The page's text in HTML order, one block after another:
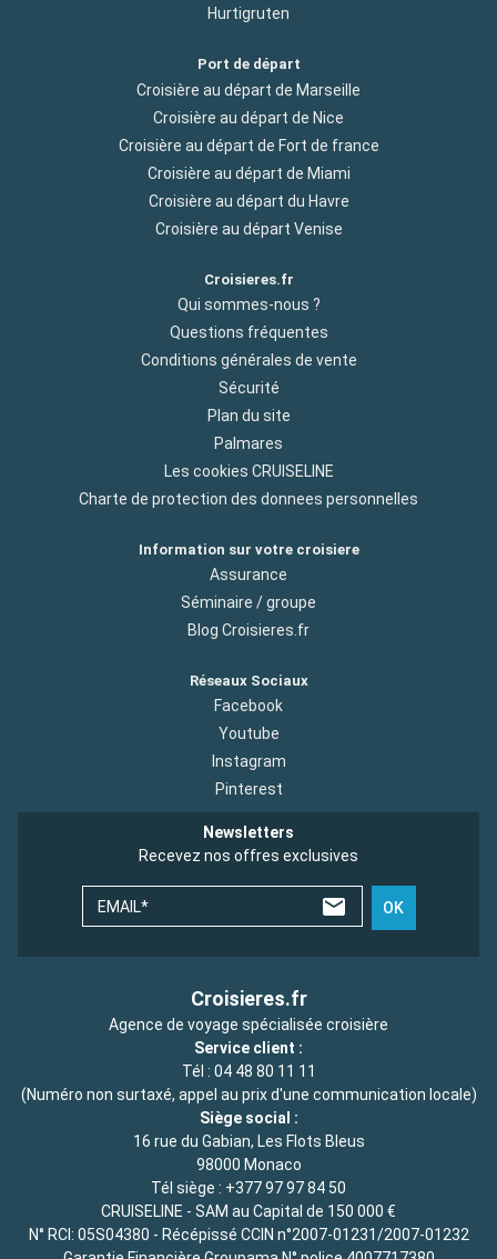
Hurtigruten
Port de départ
Croisière au départ de Marseille
Croisière au départ de Nice
Croisière au départ de Fort de france
Croisière au départ de Miami
Croisière au départ du Havre
Croisière au départ Venise
Croisieres.fr
Qui sommes-nous ?
Questions fréquentes
Conditions générales de vente
Sécurité
Plan du site
Palmares
Les cookies CRUISELINE
Charte de protection des donnees personnelles
Information sur votre croisiere
Assurance
Séminaire / groupe
Blog Croisieres.fr
Réseaux Sociaux
Facebook
Youtube
Instagram
Pinterest
Newsletters
Recevez nos offres exclusives
EMAIL* OK
Croisieres.fr
Agence de voyage spécialisée croisière
Service client :
Tél : 04 48 80 11 11
(Numéro non surtaxé, appel au prix d'une communication locale)
Siège social :
16 rue du Gabian, Les Flots Bleus
98000 Monaco
Tél siège : +377 97 97 84 50
CRUISELINE - SAM au Capital de 150 000 €
N° RCI: 05S04380 - Récépissé CCIN n°2007-01231/2007-01232